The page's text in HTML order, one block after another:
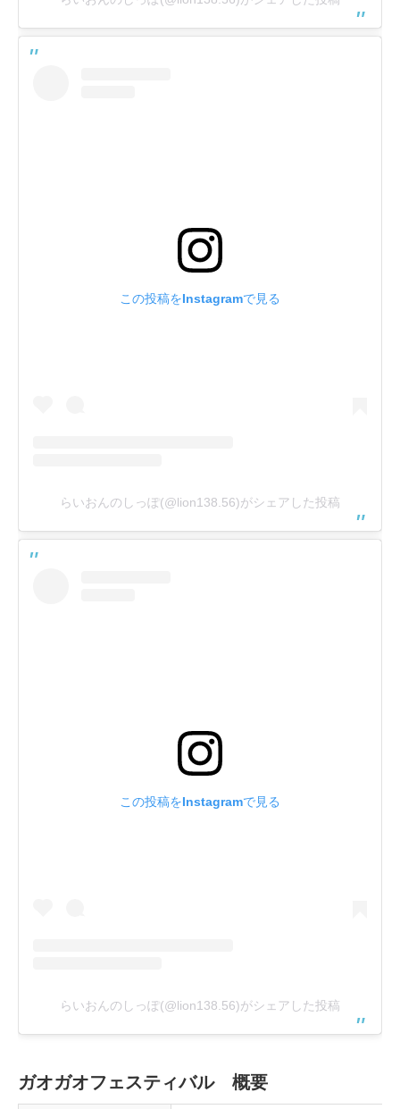
この投稿をInstagramで見る
らいおんのしっぽ(@lion138.56)がシェアした投稿
この投稿をInstagramで見る
らいおんのしっぽ(@lion138.56)がシェアした投稿
ガオガオフェスティバル 概要